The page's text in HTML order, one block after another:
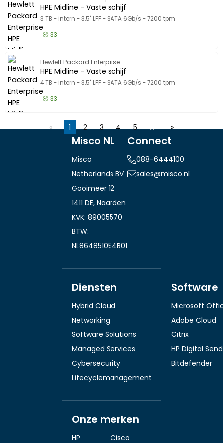
HPE Midline - Vaste schijf
3 TB - intern - 3.5" LFF - SATA 6Gb/s - 7200 tpm
33
Hewlett Packard Enterprise
HPE Midline - Vaste schijf
4 TB - intern - 3.5" LFF - SATA 6Gb/s - 7200 tpm
33
1 2 3 4 5 …
Misco NL
Misco
Netherlands BV
Gooimeer 12
1411 DE, Naarden
KVK: 89005570
BTW:
NL864851054B01
Connect
088-6444100
sales@misco.nl
Diensten
Hybrid Cloud
Networking
Software Solutions
Managed Services
Cybersecurity
Lifecyclemanagement
Software
Microsoft
Adobe Cloud
Citrix
HP Digital
Bitdefender
Onze merken
HP
Cisco